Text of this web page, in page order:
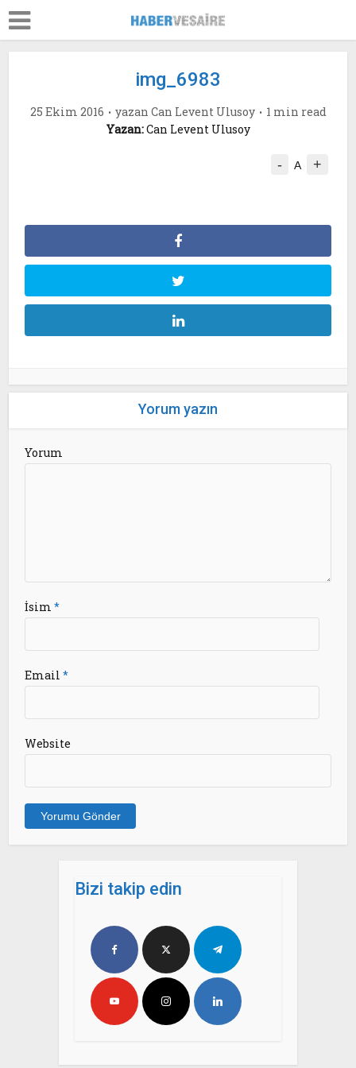
img_6983
25 Ekim 2016 yazan Can Levent Ulusoy
1 min read
Yazan:Can Levent Ulusoy
- A +
Yorum yazın
Yorum
İsim*
Email*
Website
Bizi takip edin